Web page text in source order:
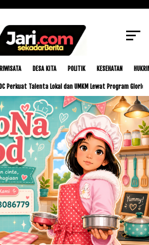
DESA KITA POLITIK KESEHATAN
Talenta Lokal dan UMKM Lewat Program Glorious Golo